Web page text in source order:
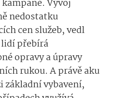
Vývoj
nedostatku
cen služeb, vedl
lidí přebírá
opravy a úpravy
rukou. A právě aku
základní vybavení,